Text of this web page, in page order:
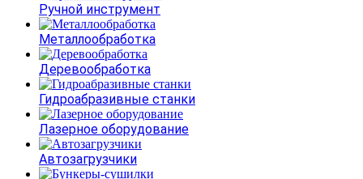
Ручной инструмент
Металлообработка
Деревообработка
Гидроабразивные станки
Лазерное оборудование
Автозагрузчики